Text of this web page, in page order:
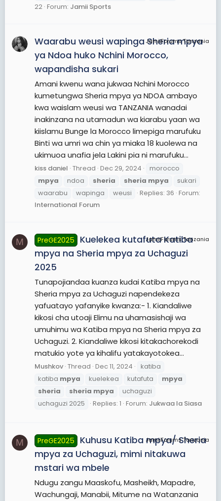
22 Forum: Jamii Sports
JamiiForums Tanzania
Waarabu weusi wapinga Sheria mpya
ya Ndoa huko Nchini Morocco,
wapandisha sukari
Amani kwenu wana jukwaa Nchini Morocco
kumetungwa Sheria mpya ya NDOA ambayo
kwa waislam weusi wa TANZANIA wanadai
inakinzana na utamadun wa kiarabu yaan wa
kiislamu Bunge la Morocco limepiga marufuku
Binti wa umri wa chin ya miaka 18 kuolewa na
ukimuoa unafia jela Lakini pia ni marufuku...
kiss daniel Thread Dec 29, 2024
morocco
mpya
ndoa sheria sheria mpya
sukari
waarabu
wapinga weusi Replies: 36 Forum:
International Forum
M JamiiForums Tanzania
PreGE2025
Kuelekea kutafuta Katiba
mpya na Sheria mpya za Uchaguzi
2025
Tunapojiandaa kuanza kudai Katiba mpya na
Sheria mpya za Uchaguzi napendekeza
yafuatayo yafanyike kwanza:- 1. Kiandaliwe
kikosi cha utoaji Elimu na uhamasishaji wa
umuhimu wa Katiba mpya na Sheria mpya za
Uchaguzi. 2. Kiandaliwe kikosi kitakachorekodi
matukio yote ya kihalifu yatakayotokea...
Mushkov Thread Dec 11, 2024
katiba
katiba mpya kuelekea kutafuta
mpya
sheria
sheria mpya
uchaguzi
uchaguzi 2025
Replies: 1 Forum: Jukwaa la Siasa
M JamiiForums Tanzania
PreGE2025
Kuhusu Katiba mpya/ Sheria
mpya za Uchaguzi, mimi nitakuwa
mstari wa mbele
Ndugu zangu Maaskofu, Masheikh, Mapadre,
Wachungaji, Manabii, Mitume na Watanzania